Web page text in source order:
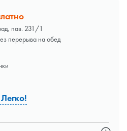
пав. 231/1
перерыва на обед